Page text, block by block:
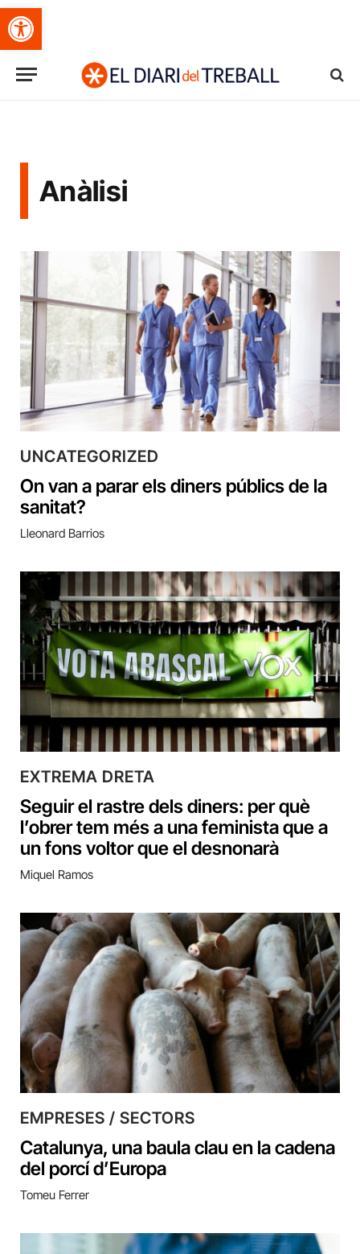
Obre la barra d'eines
Anàlisi
UNCATEGORIZED
On van a parar els diners públics de la
sanitat?
Lleonard Barrios
EXTREMA DRETA
Seguir el rastre dels diners: per què
l’obrer tem més a una feminista que a
un fons voltor que el desnonarà
Miquel Ramos
EMPRESES / SECTORS
Catalunya, una baula clau en la cadena
del porcí d’Europa
Tomeu Ferrer